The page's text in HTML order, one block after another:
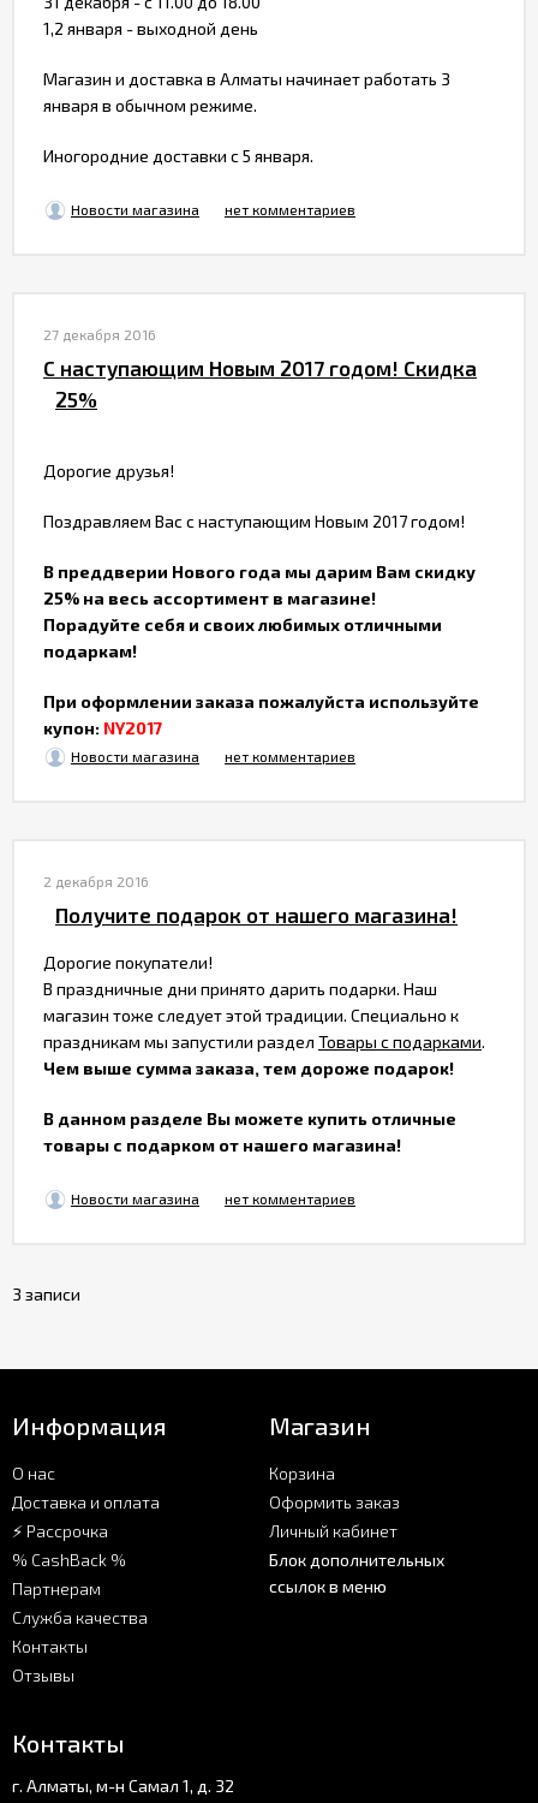
1,2 января - выходной день
Магазин и доставка в Алматы начинает работать 3
января в обычном режиме.
Иногородние доставки с 5 января.
Новости магазина нет комментариев
27 декабря 2016
С наступающим Новым 2017 годом! Скидка
25%
Дорогие друзья!
Поздравляем Вас с наступающим Новым 2017 годом!
В преддверии Нового года мы дарим Вам скидку
25% на весь ассортимент в магазине!
Порадуйте себя и своих любимых отличными
подаркам!
При оформлении заказа пожалуйста используйте
купон: NY2017
Новости магазина нет комментариев
2 декабря 2016
Получите подарок от нашего магазина!
Дорогие покупатели!
В праздничные дни принято дарить подарки. Наш
магазин тоже следует этой традиции. Специально к
праздникам мы запустили раздел Товары с подарками.
Чем выше сумма заказа, тем дороже подарок!
В данном разделе Вы можете купить отличные
товары с подарком от нашего магазина!
Новости магазина нет комментариев
3 записи
Информация
О нас
Доставка и оплата
⚡ Рассрочка
% CashBack %
Партнерам
Служба качества
Контакты
Отзывы
Магазин
Корзина
Оформить заказ
Личный кабинет
Блок дополнительных
ссылок в меню
Контакты
г. Алматы, м-н Самал 1, д. 32